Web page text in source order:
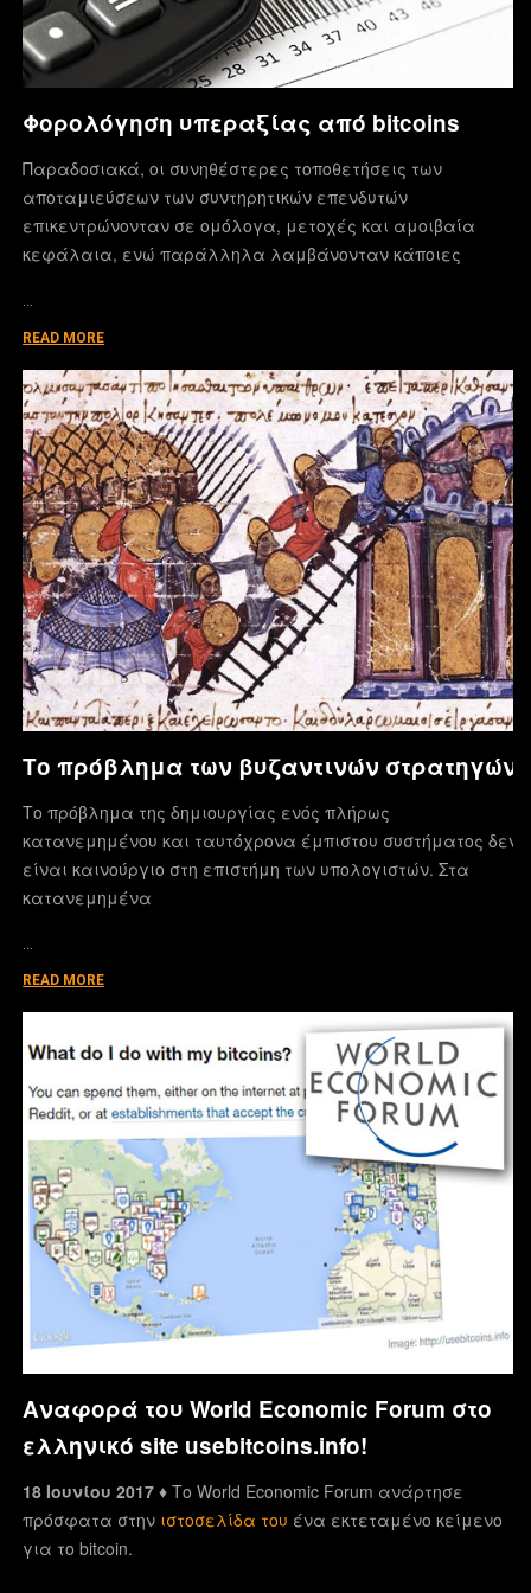
Φορολόγηση υπεραξίας από bitcoins
Παραδοσιακά, οι συνηθέστερες τοποθετήσεις των
αποταμιεύσεων των συντηρητικών επενδυτών
επικεντρώνονταν σε ομόλογα, μετοχές και αμοιβαία
κεφάλαια, ενώ παράλληλα λαμβάνονταν κάποιες
…
READ MORE
Το πρόβλημα των βυζαντινών στρατηγών
Το πρόβλημα της δημιουργίας ενός πλήρως
κατανεμημένου και ταυτόχρονα έμπιστου συστήματος δεν
είναι καινούργιο στη επιστήμη των υπολογιστών. Στα
κατανεμημένα
READ MORE
Αναφορά του World Economic Forum στο
ελληνικό site usebitcoins.info!
18 Ιουνίου 2017 ♦Το World Economic Forum ανάρτησε
πρόσφατα στην ιστοσελίδα του ένα εκτεταμένο κείμενο
για το bitcoin.